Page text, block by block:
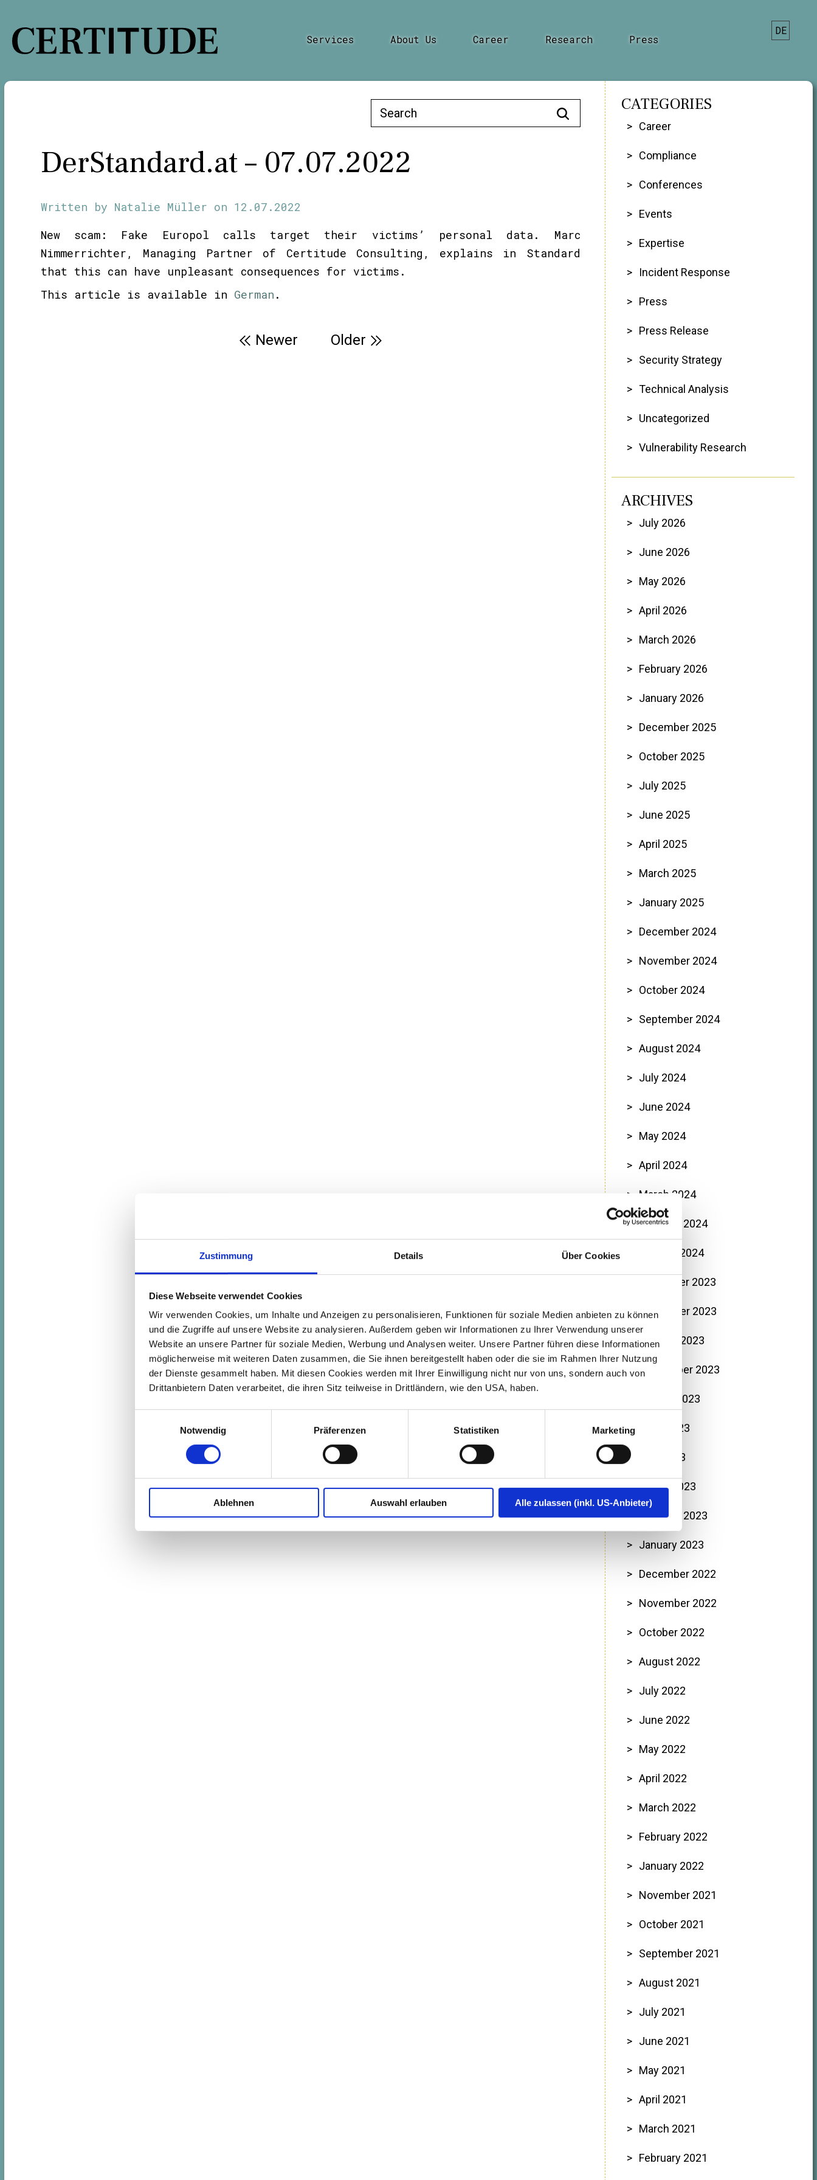
Zustimmung Details Über Cookies
Diese Webseite verwendet Cookies
Wir verwenden Cookies, um Inhalte und Anzeigen zu personalisieren, Funktionen für soziale Medien anbieten zu können
und die Zugriffe auf unsere Website zu analysieren. Außerdem geben wir Informationen zu Ihrer Verwendung unserer
Website an unsere Partner für soziale Medien, Werbung und Analysen weiter. Unsere Partner führen diese Informationen
möglicherweise mit weiteren Daten zusammen, die Sie ihnen bereitgestellt haben oder die sie im Rahmen Ihrer Nutzung
der Dienste gesammelt haben. Mit diesen Cookies werden mit Ihrer Einwilligung nicht nur von uns, sondern auch von
Drittanbietern Daten verarbeitet, die ihren Sitz teilweise in Drittländern, wie den USA, haben.
Notwendig
Präferenzen Statistiken Marketing
Ablehnen Auswahl erlauben Alle zulassen (inkl. US-Anbieter)
content
Services About Us Career Research Press
DE
Search
for:
DerStandard.at – 07.07.2022
Written by Natalie Müller on 12.07.2022
New scam: Fake Europol calls target their victims’ personal data. Marc
Nimmerrichter, Managing Partner of Certitude Consulting, explains in Standard
that this can have unpleasant consequences for victims.
This article is available in German .
Older
Newer
CATEGORIES
Career
Compliance
Conferences
Events
Expertise
Incident Response
Press
Press Release
Security Strategy
Technical Analysis
Uncategorized
Vulnerability Research
ARCHIVES
July 2026
June 2026
May 2026
April 2026
March 2026
February 2026
January 2026
December 2025
October 2025
July 2025
June 2025
April 2025
March 2025
January 2025
December 2024
November 2024
October 2024
September 2024
August 2024
July 2024
June 2024
May 2024
April 2024
March 2024
February 2024
January 2024
December 2023
November 2023
October 2023
September 2023
August 2023
June 2023
May 2023
March 2023
February 2023
January 2023
December 2022
November 2022
October 2022
August 2022
July 2022
June 2022
May 2022
April 2022
March 2022
February 2022
January 2022
November 2021
October 2021
September 2021
August 2021
July 2021
June 2021
May 2021
April 2021
March 2021
February 2021